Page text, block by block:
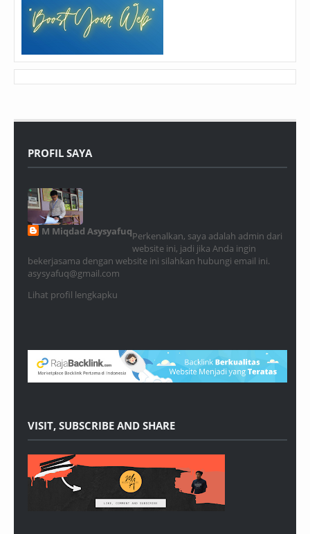
PROFIL SAYA
M Miqdad AsysyafuqPerkenalkan, saya adalah admin dari
website ini, jadi jika Anda ingin
bekerjasama dengan website ini silahkan hubungi email ini.
asysyafuq@gmail.com
Lihat profil lengkapku
VISIT, SUBSCRIBE AND SHARE